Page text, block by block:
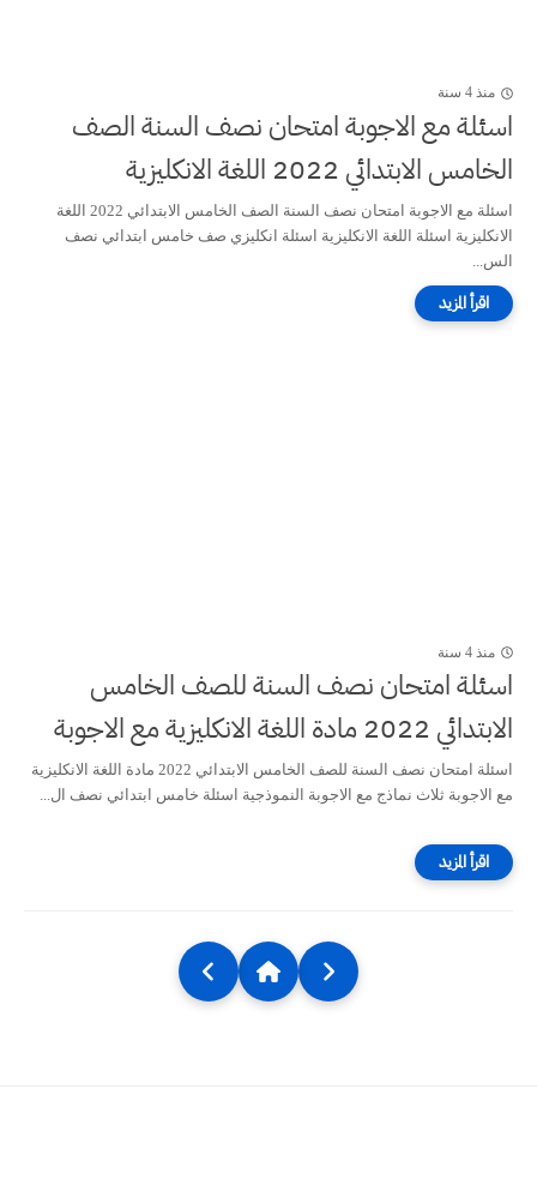
منذ 4 سنة
اسئلة مع الاجوبة امتحان نصف السنة الصف
الخامس الابتدائي 2022 اللغة الانكليزية
اسئلة مع الاجوبة امتحان نصف السنة الصف الخامس الابتدائي 2022 اللغة
الانكليزية اسئلة اللغة الانكليزية اسئلة انكليزي صف خامس ابتدائي نصف
الس...
منذ 4 سنة
اسئلة امتحان نصف السنة للصف الخامس
الابتدائي 2022 مادة اللغة الانكليزية مع الاجوبة
اسئلة امتحان نصف السنة للصف الخامس الابتدائي 2022 مادة اللغة الانكليزية
مع الاجوبة ثلاث نماذج مع الاجوبة النموذجية اسئلة خامس ابتدائي نصف ال...